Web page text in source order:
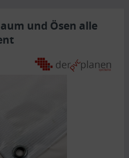
und Ösen alle